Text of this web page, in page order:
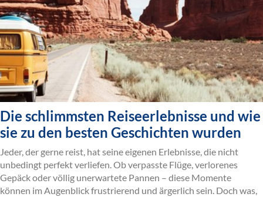
Die schlimmsten Reiseerlebnisse und wie
sie zu den besten Geschichten wurden
Jeder, der gerne reist, hat seine eigenen Erlebnisse, die nicht
unbedingt perfekt verliefen. Ob verpasste Flüge, verlorenes
Gepäck oder völlig unerwartete Pannen – diese Momente
können im Augenblick frustrierend und ärgerlich sein. Doch was,